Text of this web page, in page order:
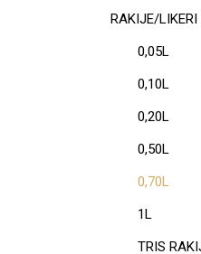
RAKIJE/
0,05L
0,10L
0,20L
0,50L
0,70L
1L
TRIS